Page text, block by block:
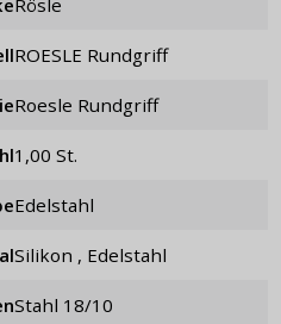
ROESLE Rundgriff
Roesle Rundgriff
1,00 St.
Edelstahl
Silikon , Edelstahl
Stahl 18/10